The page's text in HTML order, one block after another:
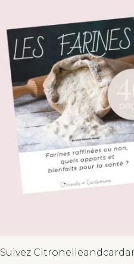
Suivez